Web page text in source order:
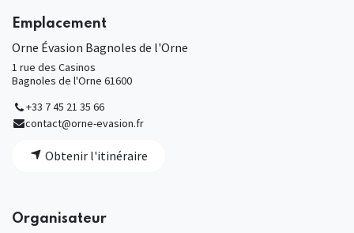
Emplacement
Orne Évasion Bagnoles de l'Orne
1 rue des Casinos
Bagnoles de l'Orne 61600
+33 7 45 21 35 66
contact@orne-evasion.fr
Obtenir l'itinéraire
Organisateur